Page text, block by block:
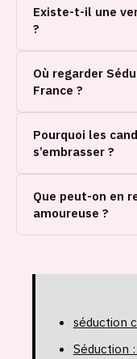
Existe-t-il une
?
Où regarder
France ?
Pourquoi les
s’embrasser ?
Que peut-on en
amoureuse ?
séduction
Séduction